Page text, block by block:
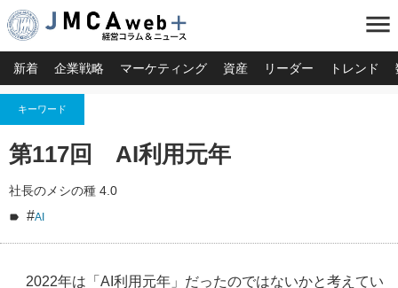
menu
新着 企業戦略 マーケティング 資産 リーダー トレンド
キーワード
第117回 AI利用元年
社長のメシの種 4.0
#AI
2022年は「AI利用元年」だったのではないかと考えてい